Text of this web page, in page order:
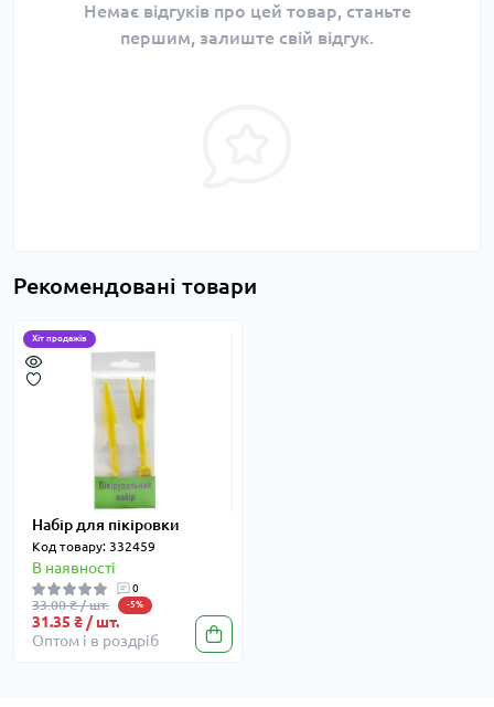
Немає відгуків про цей товар, станьте
першим, залиште свій відгук.
Рекомендовані товари
Хіт продажів
Набір для пікіровки
Код товару: 332459
В наявності
0
33.00 ₴ / шт. -5%
31.35 ₴ / шт.
Оптом і в роздріб